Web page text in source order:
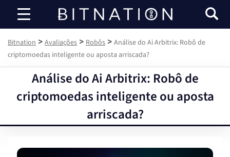
Bitnation
Bitnation > Avaliações > Robôs > Análise do Ai Arbitrix: Robô de
criptomoedas inteligente ou aposta arriscada?
Análise do Ai Arbitrix: Robô de
criptomoedas inteligente ou aposta
arriscada?